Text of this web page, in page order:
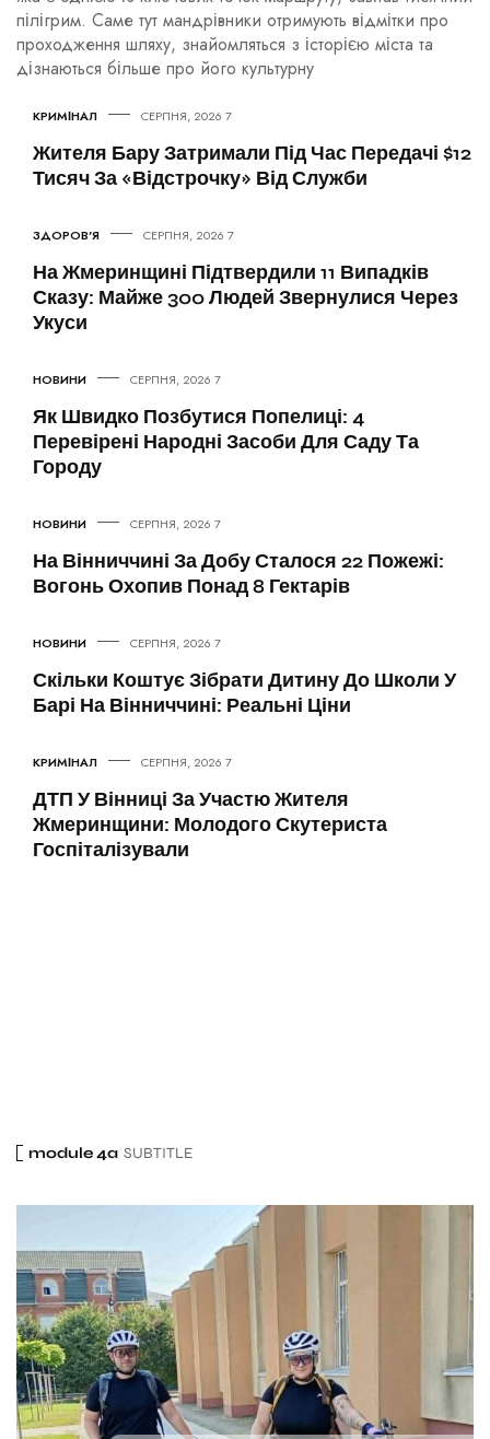
пілігрим. Саме тут мандрівники отримують відмітки про
проходження шляху, знайомляться з історією міста та
дізнаються більше про його культурну
КРИМІНАЛ 7 СЕРПНЯ, 2026
Жителя Бару Затримали Під Час Передачі $12
Тисяч За «відстрочку» Від Служби
ЗДОРОВ'Я 7 СЕРПНЯ, 2026
На Жмеринщині Підтвердили 11 Випадків
Сказу: Майже 300 Людей Звернулися Через
Укуси
НОВИНИ 7 СЕРПНЯ, 2026
Як Швидко Позбутися Попелиці: 4
Перевірені Народні Засоби Для Саду Та
Городу
НОВИНИ 7 СЕРПНЯ, 2026
На Вінниччині За Добу Сталося 22 Пожежі:
Вогонь Охопив Понад 8 Гектарів
НОВИНИ 7 СЕРПНЯ, 2026
Скільки Коштує Зібрати Дитину До Школи У
Барі На Вінниччині: Реальні Ціни
КРИМІНАЛ 7 СЕРПНЯ, 2026
ДТП У Вінниці За Участю Жителя
Жмеринщини: Молодого Скутериста
Госпіталізували
module 4a SUBTITLE